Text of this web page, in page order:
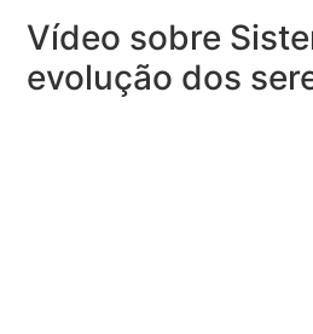
Vídeo sobre
evolução dos